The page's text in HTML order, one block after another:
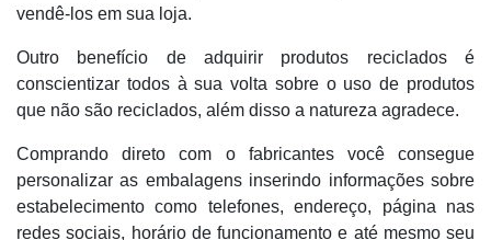
vendê-los em sua loja.
Outro benefício de adquirir produtos reciclados é
conscientizar todos à sua volta sobre o uso de produtos
que não são reciclados, além disso a natureza agradece.
Comprando direto com o fabricantes você consegue
personalizar as embalagens inserindo informações sobre
estabelecimento como telefones, endereço, página nas
redes sociais, horário de funcionamento e até mesmo seu